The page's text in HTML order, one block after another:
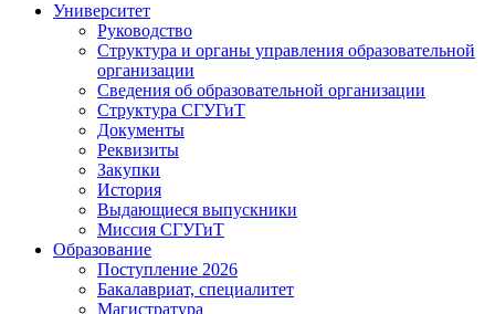
Университет
Руководство
Структура и органы управления образовательной
организации
Сведения об образовательной организации
Структура СГУГиТ
Документы
Реквизиты
Закупки
История
Выдающиеся выпускники
Миссия СГУГиТ
Образование
Поступление 2026
Бакалавриат, специалитет
Магистратура